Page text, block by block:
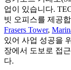
업이 있습니다.
빗 오피스를 제공
Frasers Tower,
있어 사업 성공을
장에서 도보로 접
다.